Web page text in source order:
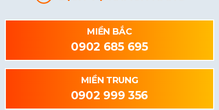
MIỀN BẮC
0902 685 695
MIỀN TRUNG
0902 999 356